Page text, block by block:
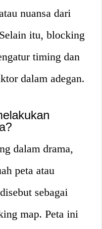
nuansa dari
itu, blocking
timing dan
dalam adegan.
dalam drama,
peta atau
sebagai
map. Peta ini